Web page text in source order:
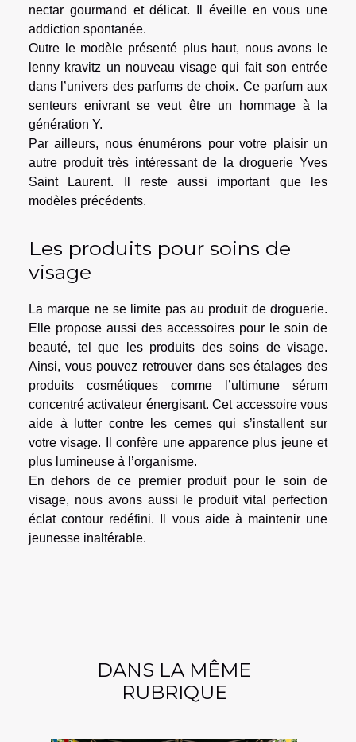
nectar gourmand et délicat. Il éveille en vous une
addiction spontanée.
Outre le modèle présenté plus haut, nous avons le
lenny kravitz un nouveau visage qui fait son entrée
dans l’univers des parfums de choix. Ce parfum aux
senteurs enivrant se veut être un hommage à la
génération Y.
Par ailleurs, nous énumérons pour votre plaisir un
autre produit très intéressant de la droguerie Yves
Saint Laurent. Il reste aussi important que les
modèles précédents.
Les produits pour soins de
visage
La marque ne se limite pas au produit de droguerie.
Elle propose aussi des accessoires pour le soin de
beauté, tel que les produits des soins de visage.
Ainsi, vous pouvez retrouver dans ses étalages des
produits cosmétiques comme l’ultimune sérum
concentré activateur énergisant. Cet accessoire vous
aide à lutter contre les cernes qui s’installent sur
votre visage. Il confère une apparence plus jeune et
plus lumineuse à l’organisme.
En dehors de ce premier produit pour le soin de
visage, nous avons aussi le produit vital perfection
éclat contour redéfini. Il vous aide à maintenir une
jeunesse inaltérable.
DANS LA MÊME
RUBRIQUE